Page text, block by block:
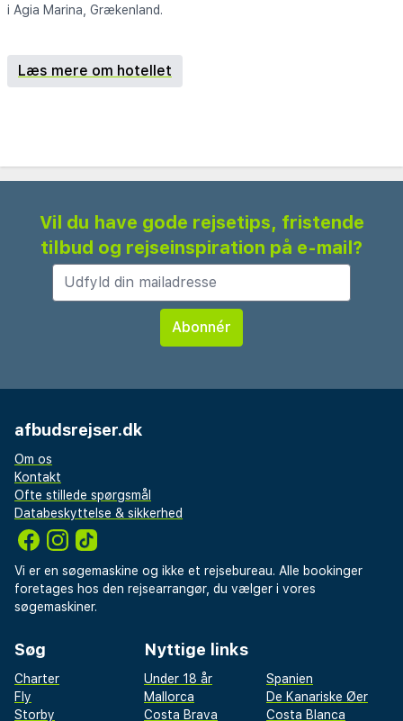
i Agia Marina, Grækenland.
Læs mere om hotellet
Vil du have gode rejsetips, fristende
tilbud og rejseinspiration på e-mail?
afbudsrejser.dk
Om os
Kontakt
Ofte stillede spørgsmål
Databeskyttelse & sikkerhed
Vi er en søgemaskine og ikke et rejsebureau. Alle bookinger
foretages hos den rejsearrangør, du vælger i vores
søgemaskiner.
Søg
Charter
Fly
Storby
Nyttige links
Under 18 år
Spanien
Mallorca
De Kanariske Øer
Costa Brava
Costa Blanca